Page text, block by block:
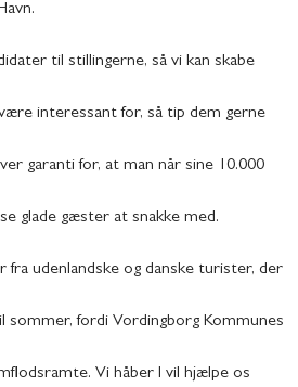
til stillingerne, så vi kan skabe
interessant for, så tip dem gerne
garanti for, at man når sine 10.000
glade gæster at snakke med.
fra udenlandske og danske turister, der
fordi Vordingborg Kommunes
Vi håber I vil hjælpe os